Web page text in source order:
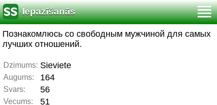
Iepazīšanās
Познакомлюсь со свободным мужчиной для самых
лучших отношений.
Dzimums: Sieviete
Augums: 164
Svars: 56
Vecums: 51